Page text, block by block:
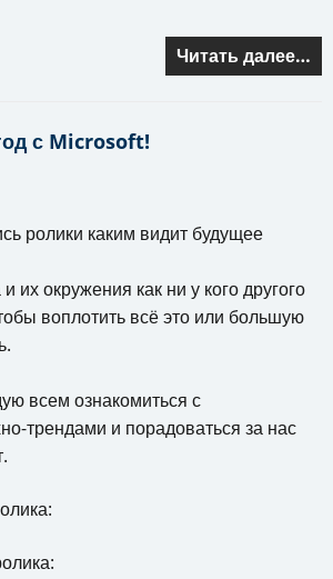
Читать далее…
с Microsoft!
ролики каким видит будущее
их окружения как ни у кого другого
воплотить всё это или большую
всем ознакомиться с
трендами и порадоваться за нас